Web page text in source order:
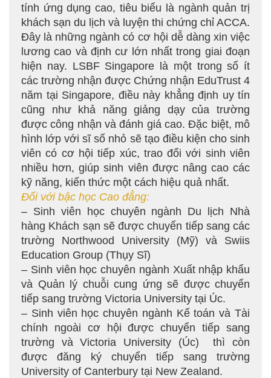
tính ứng dụng cao, tiêu biểu là ngành quản trị
khách sạn du lịch và luyện thi chứng chỉ ACCA.
Đây là những ngành có cơ hội dễ dàng xin việc
lương cao và định cư lớn nhất trong giai đoạn
hiện nay. LSBF Singapore là một trong số ít
các trường nhận được Chứng nhận EduTrust 4
năm tại Singapore, điều này khẳng định uy tín
cũng như khả năng giảng dạy của trường
được công nhận và đánh giá cao. Đặc biệt, mô
hình lớp với sĩ số nhỏ sẽ tạo điều kiện cho sinh
viên có cơ hội tiếp xúc, trao đổi với sinh viên
nhiều hơn, giúp sinh viên được nâng cao các
kỹ năng, kiến thức một cách hiệu quả nhất.
Đối với bậc học Cao đẳng:
– Sinh viên học chuyên ngành Du lịch Nhà
hàng Khách sạn sẽ được chuyển tiếp sang các
trường Northwood University (Mỹ) và Swiis
Education Group (Thụy Sĩ)
– Sinh viên học chuyên ngành Xuất nhập khẩu
và Quản lý chuỗi cung ứng sẽ được chuyển
tiếp sang trường Victoria University tại Úc.
– Sinh viên học chuyên ngành Kế toán và Tài
chính ngoài cơ hội được chuyển tiếp sang
trường và Victoria University (Úc) thì còn
được đăng ký chuyển tiếp sang trường
University of Canterbury tại New Zealand.